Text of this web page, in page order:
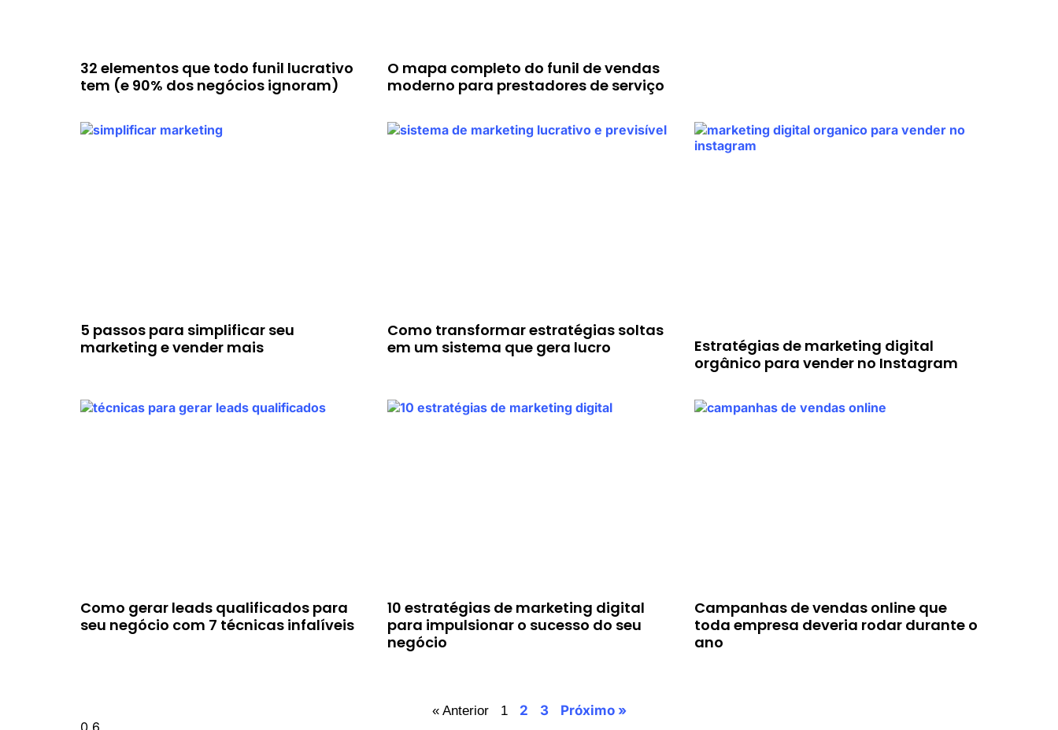
32 elementos que todo funil lucrativo
tem (e 90% dos negócios ignoram)
O mapa completo do funil de vendas
moderno para prestadores de serviço
5 passos para simplificar seu
marketing e vender mais
Como transformar estratégias soltas
em um sistema que gera lucro
Estratégias de marketing digital
orgânico para vender no Instagram
Como gerar leads qualificados para
seu negócio com 7 técnicas infalíveis
10 estratégias de marketing digital
para impulsionar o sucesso do seu
negócio
Campanhas de vendas online que
toda empresa deveria rodar durante o
ano
« Anterior 1 2 3 Próximo »